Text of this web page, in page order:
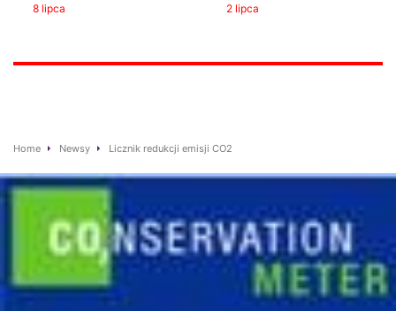
8 lipca 2 lipca
Home Newsy Licznik redukcji emisji CO2